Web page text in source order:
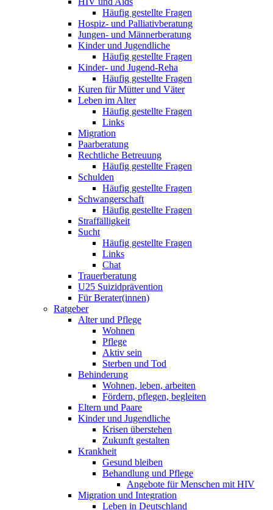
Häufig gestellte Fragen
Hospiz- und Palliativberatung
Jungen- und Männerberatung
Kinder und Jugendliche
Häufig gestellte Fragen
Kinder- und Jugend-Reha
Häufig gestellte Fragen
Kuren für Mütter und Väter
Leben im Alter
Häufig gestellte Fragen
Links
Migration
Paarberatung
Rechtliche Betreuung
Häufig gestellte Fragen
Schulden
Häufig gestellte Fragen
Schwangerschaft
Häufig gestellte Fragen
Straffälligkeit
Sucht
Häufig gestellte Fragen
Links
Chat
Trauerberatung
U25 Suizidprävention
Für Berater(innen)
Ratgeber
Alter und Pflege
Wohnen
Pflege
Aktiv sein
Sterben und Tod
Behinderung
Wohnen, leben, arbeiten
Fördern, pflegen, begleiten
Eltern und Paare
Kinder und Jugendliche
Krisen überstehen
Zukunft gestalten
Krankheit
Gesund bleiben
Behandlung und Pflege
Angebote für Menschen mit HIV
Migration und Integration
Leben in Deutschland